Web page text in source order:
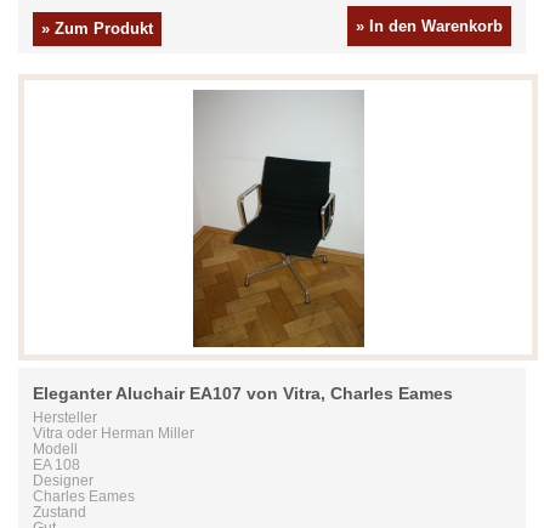
» Zum Produkt » In den Warenkorb
Eleganter Aluchair EA107 von Vitra, Charles Eames
Hersteller
Vitra oder Herman Miller
Modell
EA 108
Designer
Charles Eames
Zustand